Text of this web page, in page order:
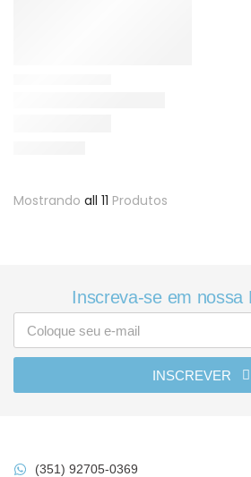
Mostrando all 11 Produtos
Inscreva-se em nossa
INSCREVER
(351) 92705-0369